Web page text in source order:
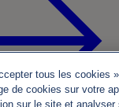
tous les cookies
de cookies sur votre
sur le site et analyser